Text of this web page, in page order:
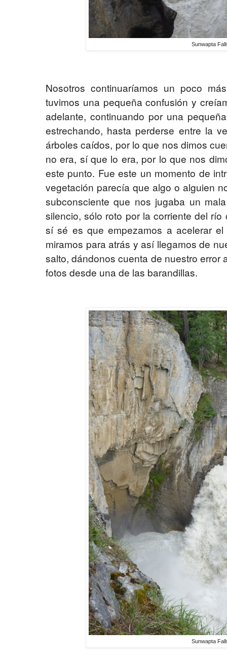
Sunwapta
Nosotros continuaríamos un poco
tuvimos una pequeña confusión y
adelante, continuando por una
estrechando, hasta perderse entre la
árboles caídos, por lo que nos dimos
no era, sí que lo era, por lo que nos
este punto. Fue este un momento de
vegetación parecía que algo o alguien
subconsciente que nos jugaba un
silencio, sólo roto por la corriente del
sí sé es que empezamos a acelerar
miramos para atrás y así llegamos de
salto, dándonos cuenta de nuestro error
fotos desde una de las barandillas.
Sunwapta